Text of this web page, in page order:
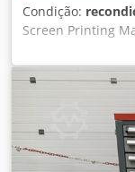
Condição:
Screen Printing
(2009). Sartech
screen printing,
manufactures
Hpex Anpsck * *
Cutter SC061
em soluções
fabricação de